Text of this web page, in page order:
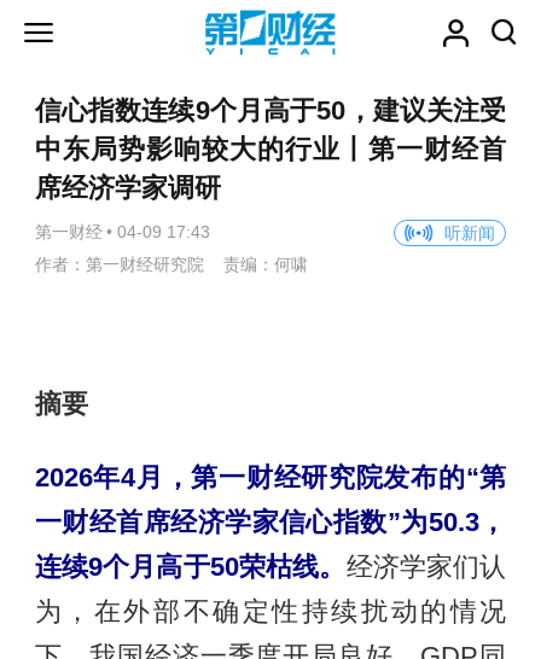
信心指数连续9个月高于50，建议关注受
中东局势影响较大的行业丨第一财经首
席经济学家调研
第一财经 • 04-09 17:43
听新闻
作者：第一财经研究院 责编：何啸
摘要
2026年4月，第一财经研究院发布的“第
一财经首席经济学家信心指数”为50.3，
连续9个月高于50荣枯线。 经济学家们认
为，在外部不确定性持续扰动的情况